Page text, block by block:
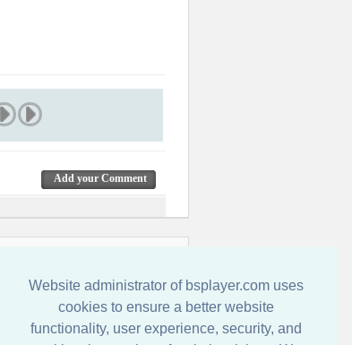
Website administrator of bsplayer.com uses
cookies to ensure a better website
functionality, user experience, security, and
Add your Comment